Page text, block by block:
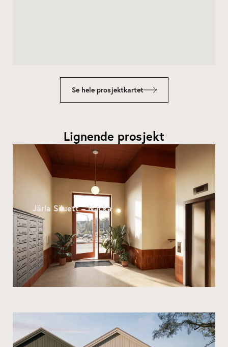
Se hele prosjektkartet
Lignende prosjekt
Järla Siluett – Nacka